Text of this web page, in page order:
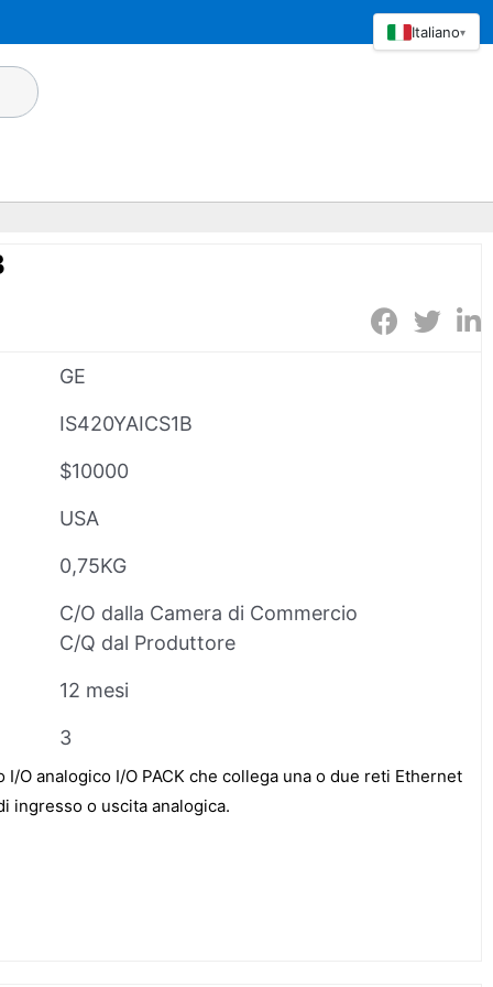
GE
IS420YAICS1B
$10000
USA
0,75KG
C/O dalla Camera di Commercio
C/Q dal Produttore
12 mesi
3
I/O analogico I/O PACK che collega una o due reti Ethernet
ingresso o uscita analogica.
Italiano▾